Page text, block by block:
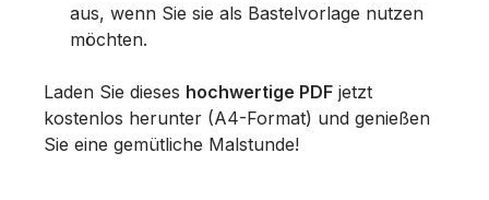
aus, wenn Sie sie als Bastelvorlage nutzen
möchten.
Laden Sie dieses hochwertige PDF jetzt
kostenlos herunter (A4-Format) und genießen
Sie eine gemütliche Malstunde!